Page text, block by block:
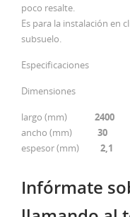
poco resalte.
Es para la instalación en
subsuelo.
Especificaciones
Dimensiones
largo (mm) 2400
ancho (mm)
30
espesor (mm) 2,1
Infórmate